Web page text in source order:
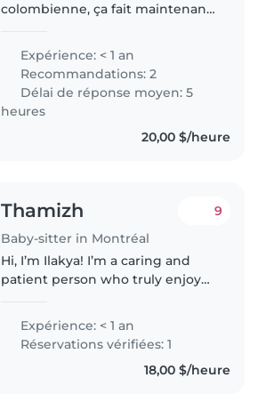
colombienne, ça fait maintenant
Dans la vie, je suis chanteuse
professionnelle, mais j'ai aussi
passé toute mon..
Expérience: < 1 an
Recommandations: 2
Délai de réponse moyen: 5
heures
20,00 $/heure
Thamizh
Baby-sitter in Montréal
9
Hi, I’m Ilakya! I’m a caring and
patient person who truly enjoys
am also a mom to a young child,
which has given me real,
everyday experience in looking..
Expérience: < 1 an
Réservations vérifiées: 1
18,00 $/heure